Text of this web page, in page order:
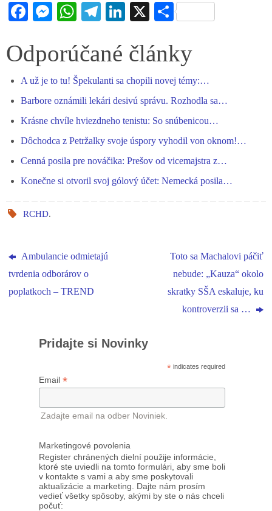
Fa
bo
ok
M
se
er
W
ts
A
pp
Te
gr
m
Li
ed
X S
re
Odporúčané články
A už je to tu! Špekulanti sa chopili novej témy:…
Barbore oznámili lekári desivú správu. Rozhodla sa…
Krásne chvíle hviezdneho tenistu: So snúbenicou…
Dôchodca z Petržalky svoje úspory vyhodil von oknom!…
Cenná posila pre nováčika: Prešov od vicemajstra z…
Konečne si otvoril svoj gólový účet: Nemecká posila…
RCHD.
Ambulancie odmietajú
tvrdenia odborárov o
poplatkoch – TREND
Toto sa Machalovi páčiť
nebude: „Kauza“ okolo
skratky SŠA eskaluje, ku
kontroverzii sa …
Pridajte si Novinky
* indicates required
Email *
Zadajte email na odber Noviniek.
Marketingové povolenia
Register chránených dielní použije informácie,
ktoré ste uviedli na tomto formulári, aby sme boli
v kontakte s vami a aby sme poskytovali
aktualizácie a marketing. Dajte nám prosím
vedieť všetky spôsoby, akými by ste o nás chceli
počuť: